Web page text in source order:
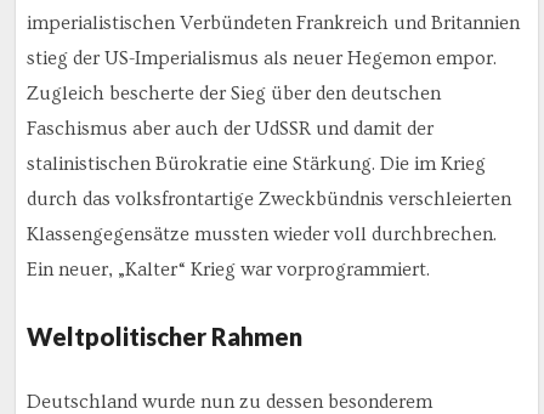
imperialistischen Verbündeten Frankreich und Britannien
stieg der US-Imperialismus als neuer Hegemon empor.
Zugleich bescherte der Sieg über den deutschen
Faschismus aber auch der UdSSR und damit der
stalinistischen Bürokratie eine Stärkung. Die im Krieg
durch das volksfrontartige Zweckbündnis verschleierten
Klassengegensätze mussten wieder voll durchbrechen.
Ein neuer, „Kalter“ Krieg war vorprogrammiert.
Weltpolitischer Rahmen
Deutschland wurde nun zu dessen besonderem